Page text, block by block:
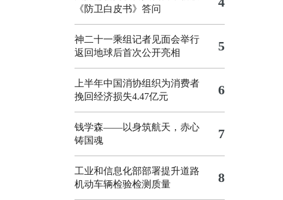
《防卫白皮书》答问
神二十一乘组记者见面会举行
返回地球后首次公开亮相
5
上半年中国消协组织为消费者
挽回经济损失4.47亿元
6
钱学森——以身筑航天，赤心
铸国魂
7
工业和信息化部部署提升道路
机动车辆检验检测质量
8